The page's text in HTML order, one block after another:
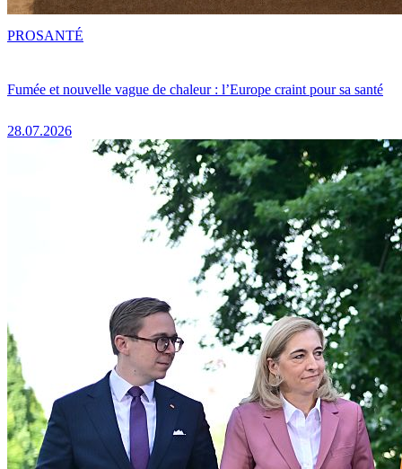
Fumée et nouvelle vague de chaleur : l’Europe craint pour sa santé
28.07.2026
PROSANTÉ